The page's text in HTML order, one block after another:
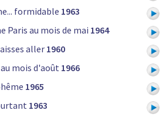
formidable 1963
Paris au mois de mai 1964
aller1960
mois d'août 1966
1965
1963